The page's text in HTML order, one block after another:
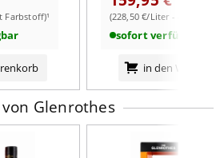
begleiten.
kräftige Vanille,
florale Anklänge
Markenseite von Glenrothes
Farbstoff)¹ (228,50 €/Liter - ohne
sofort verfügbar
in den
Glenrothes